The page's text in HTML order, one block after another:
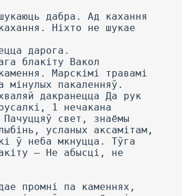
дабра. Ад кахання
Ніхто не шукае
дарога.
блакіту Вакол
Марскімі травамі
мінулых пакаленняў.
дакранецца Да рук
1 нечакана
Пачуццяў свет, знаёмы
усланых аксамітам,
ў неба мкнуцца. Тўга
— He абысці, не
промні па каменнях,